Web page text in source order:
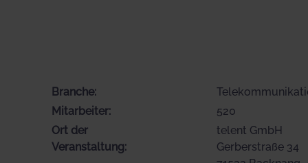
Branche:
Mitarbeiter:
520
Ort der
Veranstaltung:
telent GmbH
Gerberstraße 34